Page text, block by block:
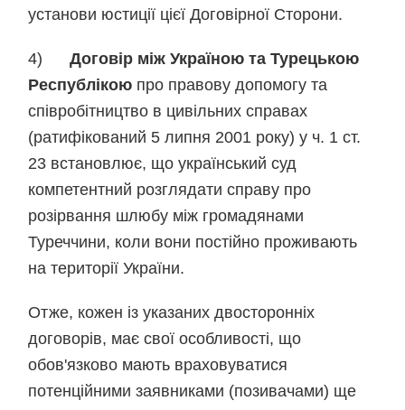
установи юстиції цієї Договірної Сторони.
4)Договір між Україною та Турецькою
Республікою про правову допомогу та
співробітництво в цивільних справах
(ратифікований 5 липня 2001 року) у ч. 1 ст.
23 встановлює, що український суд
компетентний розглядати справу про
розірвання шлюбу між громадянами
Туреччини, коли вони постійно проживають
на території України.
Отже, кожен із указаних двосторонніх
договорів, має свої особливості, що
обов'язково мають враховуватися
потенційними заявниками (позивачами) ще